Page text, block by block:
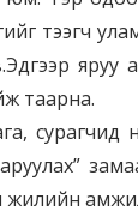
тээгч
яруу
таарна.